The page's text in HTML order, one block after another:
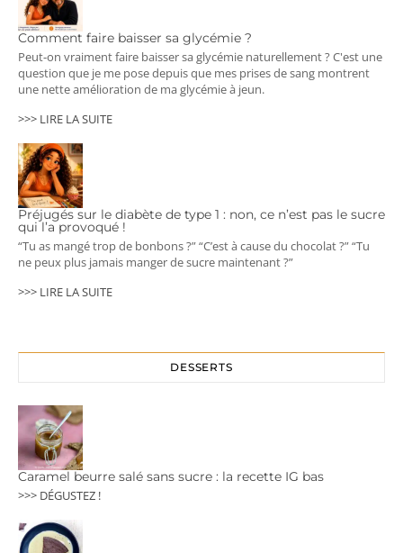
Comment faire baisser sa glycémie ?
Peut-on vraiment faire baisser sa glycémie naturellement ? C'est une
question que je me pose depuis que mes prises de sang montrent
une nette amélioration de ma glycémie à jeun.
>>> LIRE LA SUITE
Préjugés sur le diabète de type 1 : non, ce n’est pas le sucre
qui l’a provoqué !
“Tu as mangé trop de bonbons ?” “C’est à cause du chocolat ?” “Tu
ne peux plus jamais manger de sucre maintenant ?”
>>> LIRE LA SUITE
DESSERTS
Caramel beurre salé sans sucre : la recette IG bas
>>> DÉGUSTEZ !